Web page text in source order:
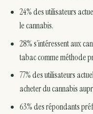
24% des utilisateurs
le cannabis.
28% s’intéressent aux
tabac comme méthode
77% des utilisateurs
acheter du cannabis
63% des répondants